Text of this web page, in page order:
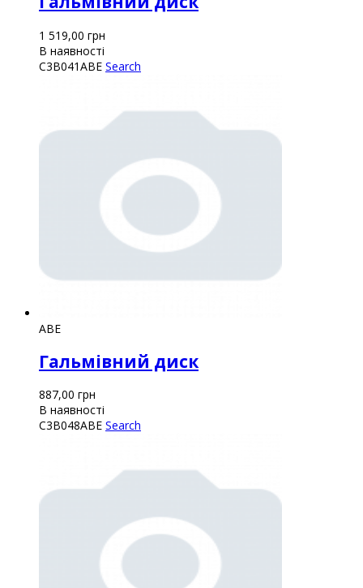
1 519,00 грн
В наявності
C3B041ABE Search
ABE
Гальмівний диск
887,00 грн
В наявності
C3B048ABE Search